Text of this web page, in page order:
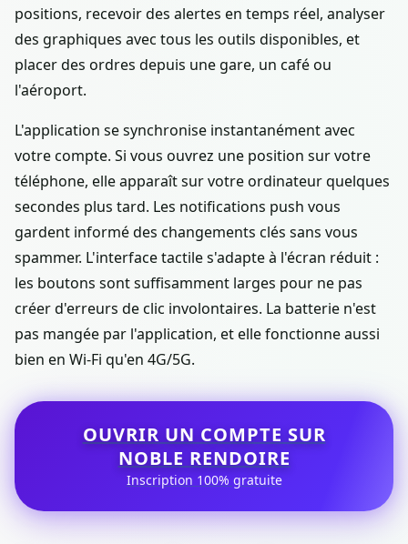
positions, recevoir des alertes en temps réel, analyser
des graphiques avec tous les outils disponibles, et
placer des ordres depuis une gare, un café ou
l'aéroport.
L'application se synchronise instantanément avec
votre compte. Si vous ouvrez une position sur votre
téléphone, elle apparaît sur votre ordinateur quelques
secondes plus tard. Les notifications push vous
gardent informé des changements clés sans vous
spammer. L'interface tactile s'adapte à l'écran réduit :
les boutons sont suffisamment larges pour ne pas
créer d'erreurs de clic involontaires. La batterie n'est
pas mangée par l'application, et elle fonctionne aussi
bien en Wi-Fi qu'en 4G/5G.
OUVRIR UN COMPTE SUR
NOBLE RENDOIRE
Inscription 100% gratuite